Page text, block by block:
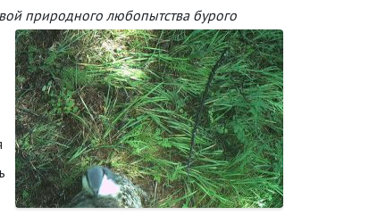
природного любопытства бурого